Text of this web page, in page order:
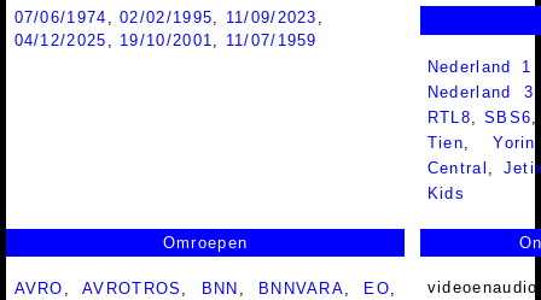
07/06/1974 ,02/02/1995, 11/09/2023 ,
04/12/2025 , 19/10/2001, 11/07/1959
Nederland 1
Nederland
RTL8 ,SBS6
Tien ,Yorin
Central
Kids
Omroepen
AVRO ,AVROTROS , BNN , BNNVARA, EO,